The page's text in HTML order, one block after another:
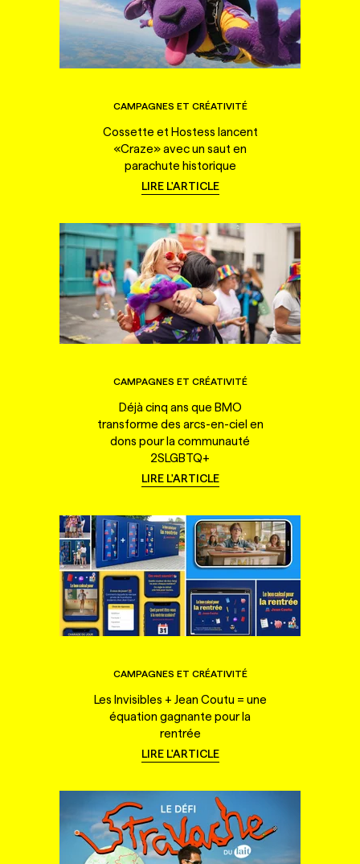
CAMPAGNES ET CRÉATIVITÉ
Cossette et Hostess lancent
«Craze» avec un saut en
parachute historique
LIRE L'ARTICLE
CAMPAGNES ET CRÉATIVITÉ
Déjà cinq ans que BMO
transforme des arcs-en-ciel en
dons pour la communauté
2SLGBTQ+
LIRE L'ARTICLE
CAMPAGNES ET CRÉATIVITÉ
Les Invisibles + Jean Coutu = une
équation gagnante pour la
rentrée
LIRE L'ARTICLE